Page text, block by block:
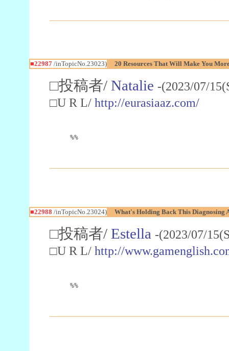
■22987/inTopicNo.23023) 20 Resources That Will Make You
□投稿者/ Natalie -(2023/07/
□U R L/ http://eurasiaaz.com/
%%
■22988 /inTopicNo.23024) What's Holding Back This Diagnosing
□投稿者/ Estella -(2023/07/
□U R L/ http://
%%